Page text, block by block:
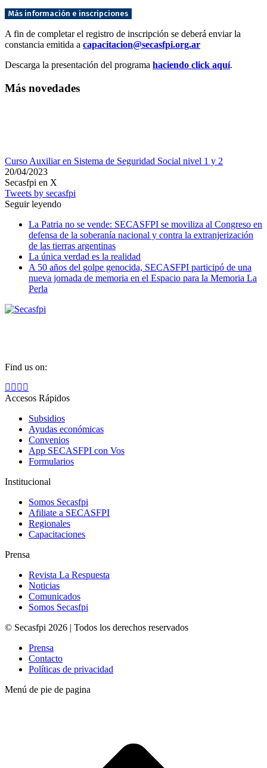
Más información e inscripciones
A fin de completar el registro de inscripción se deberá enviar la
constancia emitida a capacitacion@secasfpi.org.ar
Descarga la presentación del programa haciendo click aquí.
Más novedades
Curso Auxiliar en Sistema de Seguridad Social nivel 1 y 2
20/04/2023
Secasfpi en X
Tweets by secasfpi
Seguir leyendo
La Patria no se vende: SECASFPI se moviliza al Congreso en
defensa de la soberanía nacional y contra la extranjerización
de las tierras argentinas
La única verdad es la realidad
A 50 años del golpe genocida, SECASFPI participó de una
nueva jornada de memoria en el Espacio para la Memoria La
Perla
Find us on:
Facebook
page
new
window
X
page
in
new
window
YouTube
page
new
window
page
in
new
window
Accesos Rápidos
Subsidios
Ayudas económicas
Convenios
App SECASFPI con Vos
Formularios
Institucional
Somos Secasfpi
Afiliate a SECASFPI
Regionales
Capacitaciones
Prensa
Revista La Respuesta
Noticias
Comunicados
Somos Secasfpi
© Secasfpi 2026 | Todos los derechos reservados
Prensa
Contacto
Políticas de privacidad
Menú de pie de pagina